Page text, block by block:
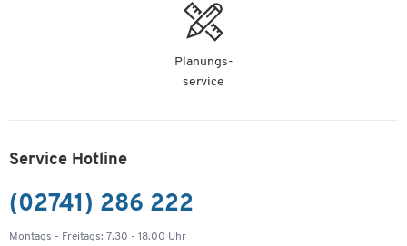
Planungs-
service
Service Hotline
(02741) 286 222
Montags - Freitags: 7.30 - 18.00 Uhr